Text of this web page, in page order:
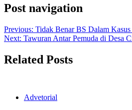
Post navigation
Previous: Tidak Benar BS Dalam
Next: Tawuran Antar Pemuda di Desa
Related Posts
Advetorial